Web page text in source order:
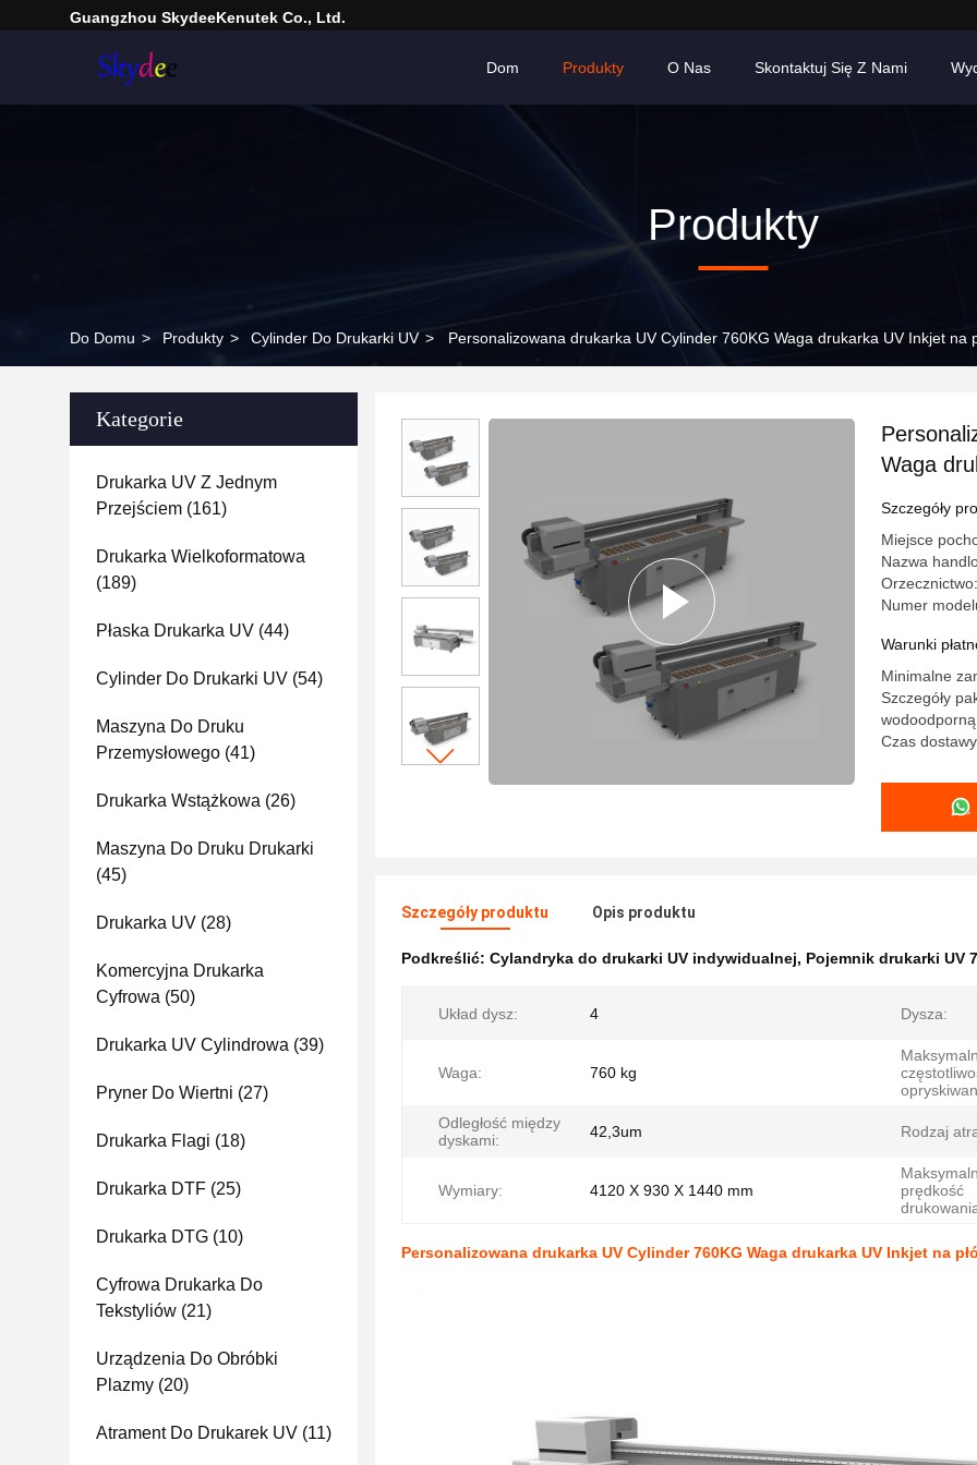
Guangzhou SkydeeKenutek Co., Ltd.
Dom Produkty O Nas Skontaktuj Się Z Nami
Produkty
Do Domu > Produkty > Cylinder Do Drukarki UV > Personalizowana drukarka UV Cylinder 760KG Waga drukarka UV Inkjet na
Kategorie
Drukarka UV Z Jednym
Przejściem (161)
Drukarka Wielkoformatowa
(189)
Płaska Drukarka UV (44)
Cylinder Do Drukarki UV (54)
Maszyna Do Druku
Przemysłowego (41)
Drukarka Wstążkowa (26)
Maszyna Do Druku Drukarki
(45)
Drukarka UV (28)
Komercyjna Drukarka
Cyfrowa (50)
Drukarka UV Cylindrowa (39)
Pryner Do Wiertni (27)
Drukarka Flagi (18)
Drukarka DTF (25)
Drukarka DTG (10)
Cyfrowa Drukarka Do
Tekstyliów (21)
Urządzenia Do Obróbki
Plazmy (20)
Atrament Do Drukarek UV (11)
Waga
Szczegóły
Miejsce
Nazwa
Numer
Warunki
Minimalne
Szczegóły
Czas
Szczegóły produktu Opis produktu
Podkreślić: Cylandryka do drukarki UV indywidualnej, Pojemnik drukarki UV
Układ dysz: 4 Dysza:
Waga: 760 kg
Odległość między
dyskami:
42,3um Rodzaj
Wymiary: 4120 X 930 X 1440 mm
prędkość
Personalizowana drukarka UV Cylinder 760KG Waga drukarka UV Inkjet na